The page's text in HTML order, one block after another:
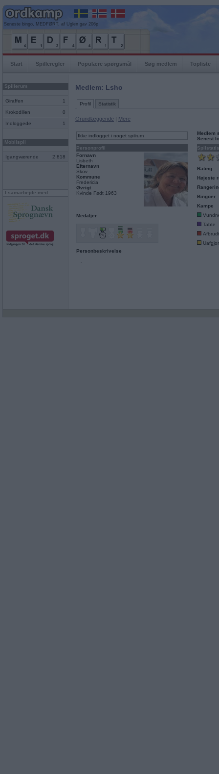
Seneste bingo, MEDFØRT, af Uglen gav 206p
Start Spilleregler Populære spørgsmål Søg medlem Topliste
Spillerum
Giraffen 1
Krokodillen 0
Indloggede 1
Mobilspil
Igangværende 2 818
I samarbejde med
Medlem: Lsho
Profil Statistik
Grundlæggende | Mere
Ikke indlogget i noget spilrum
Personprofil
Fornavn
Lisbeth
Efternavn
Skov
Kommune
Fredericia
Øvrigt
Kvinde Født 1963
Medaljer
Personbeskrivelse
-
Medlem
Senest
Rating
Højeste
Bingoer
Kampe
Tabte